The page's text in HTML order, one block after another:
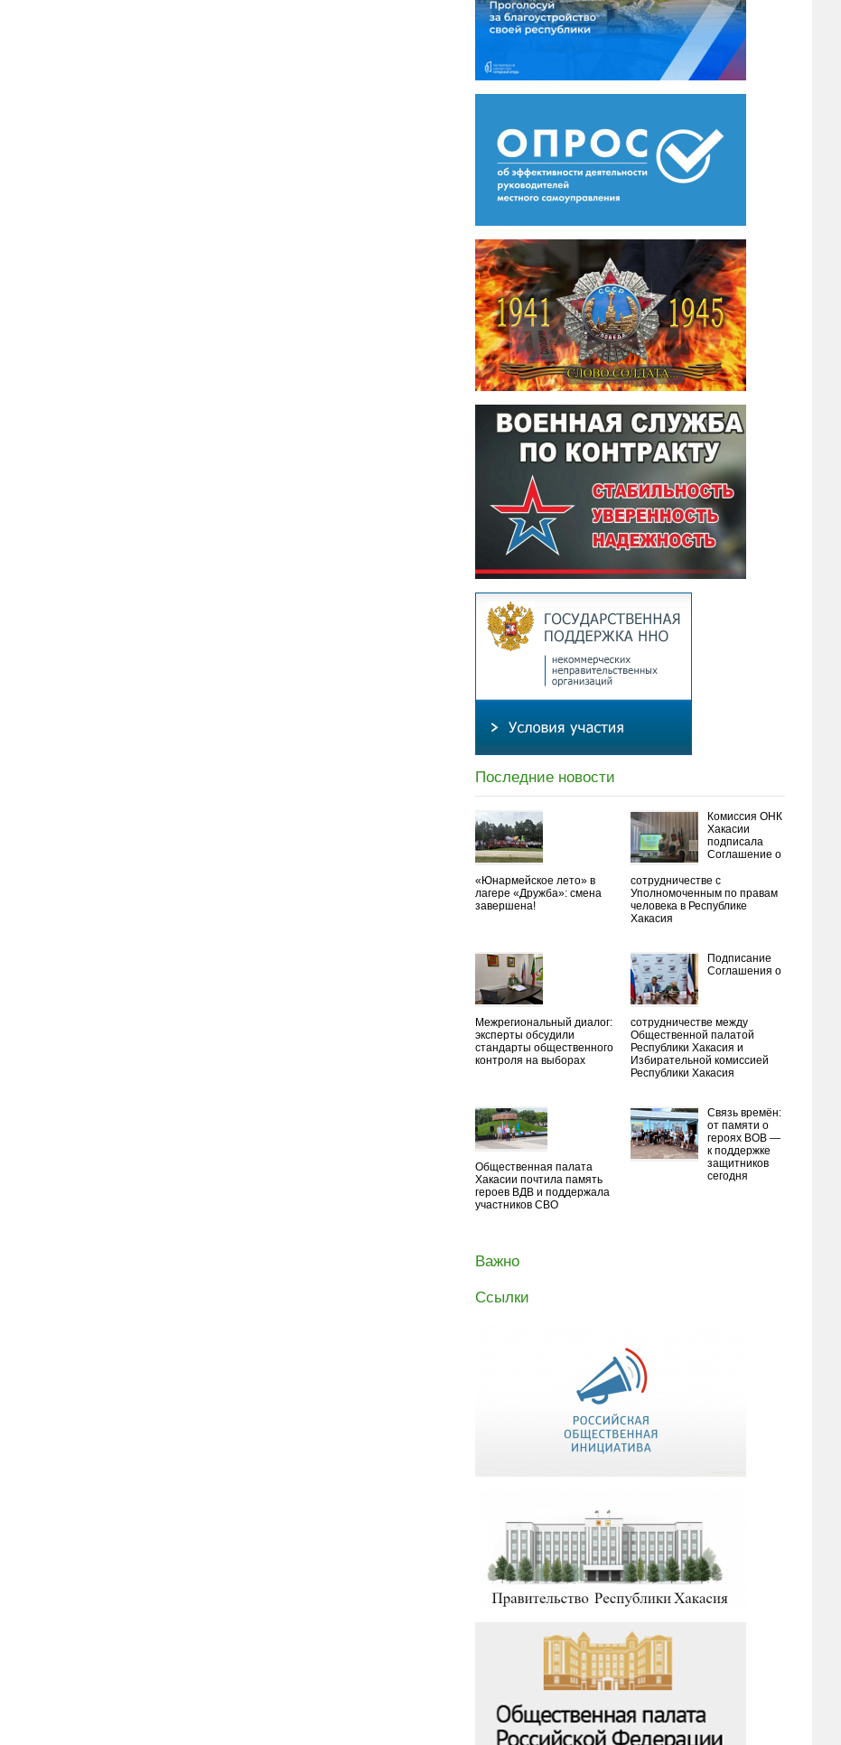
Последние новости
«Юнармейское лето» в
лагере «Дружба»: смена
завершена!
Комиссия ОНК
Хакасии
подписала
Соглашение о
сотрудничестве с
Уполномоченным по правам
человека в Республике
Хакасия
Межрегиональный диалог:
эксперты обсудили
стандарты общественного
контроля на выборах
Подписание
Соглашения о
сотрудничестве между
Общественной палатой
Республики Хакасия и
Избирательной комиссией
Республики Хакасия
Общественная палата
Хакасии почтила память
героев ВДВ и поддержала
участников СВО
Связь времён:
от памяти о
героях ВОВ —
к поддержке
защитников
сегодня
Важно
Ссылки